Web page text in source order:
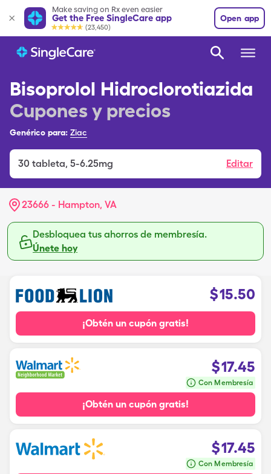
Make saving on Rx even easier
Get the Free SingleCare app
(23,450)
Open app
Bisoprolol Hidroclorotiazida
Cupones y precios
Genérico para: Ziac
30 tableta, 5-6.25mg Editar
23666 - Hampton, VA
Desbloquea tus ahorros de membresía.
Únete hoy
$15.50
¡Obtén un cupón gratis!
$17.45
Con Membresía
¡Obtén un cupón gratis!
$17.45
Con Membresía